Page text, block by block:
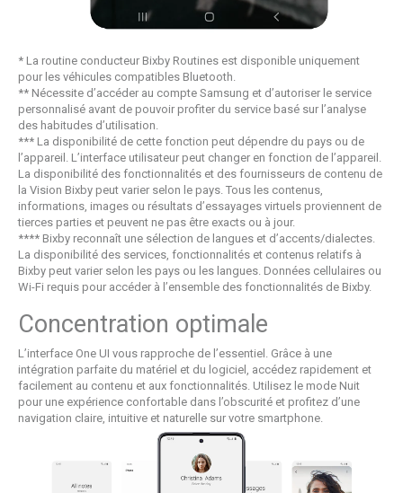
* La routine conducteur Bixby Routines est disponible uniquement
pour les véhicules compatibles Bluetooth.
** Nécessite d’accéder au compte Samsung et d’autoriser le service
personnalisé avant de pouvoir profiter du service basé sur l’analyse
des habitudes d’utilisation.
*** La disponibilité de cette fonction peut dépendre du pays ou de
l’appareil. L’interface utilisateur peut changer en fonction de l’appareil.
La disponibilité des fonctionnalités et des fournisseurs de contenu de
la Vision Bixby peut varier selon le pays. Tous les contenus,
informations, images ou résultats d’essayages virtuels proviennent de
tierces parties et peuvent ne pas être exacts ou à jour.
**** Bixby reconnaît une sélection de langues et d’accents/dialectes.
La disponibilité des services, fonctionnalités et contenus relatifs à
Bixby peut varier selon les pays ou les langues. Données cellulaires ou
Wi-Fi requis pour accéder à l’ensemble des fonctionnalités de Bixby.
Concentration optimale
L’interface One UI vous rapproche de l’essentiel. Grâce à une
intégration parfaite du matériel et du logiciel, accédez rapidement et
facilement au contenu et aux fonctionnalités. Utilisez le mode Nuit
pour une expérience confortable dans l’obscurité et profitez d’une
navigation claire, intuitive et naturelle sur votre smartphone.